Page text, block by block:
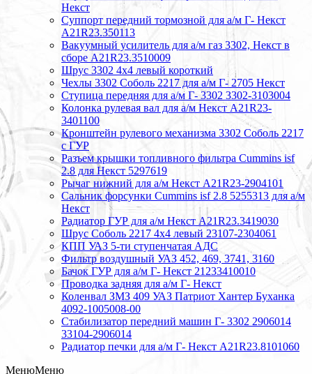
Некст
Суппорт передний тормозной для а/м Г- Некст
А21R23.350113
Вакуумный усилитель для а/м газ 3302, Некст в
сборе A21R23.3510009
Шрус 3302 4х4 левый короткий
Чехлы 3302 Соболь 2217 для а/м Г- 2705 Некст
Ступица передняя для а/м Г- 3302 3302-3103004
Колонка рулевая вал для а/м Некст A21R23-
3401100
Кронштейн рулевого механизма 3302 Соболь 2217
с ГУР
Разъем крышки топливного фильтра Cummins isf
2.8 для Некст 5297619
Рычаг нижний для а/м Некст А21R23-2904101
Сальник форсунки Cummins isf 2.8 5255313 для а/м
Некст
Радиатор ГУР для а/м Некст A21R23.3419030
Шрус Соболь 2217 4х4 левый 23107-2304061
КПП УАЗ 5-ти ступенчатая АДС
Фильтр воздушный УАЗ 452, 469, 3741, 3160
Бачок ГУР для а/м Г- Некст 21233410010
Проводка задняя для а/м Г- Некст
Коленвал ЗМЗ 409 УАЗ Патриот Хантер Буханка
4092-1005008-00
Стабилизатор передний машин Г- 3302 2906014
33104-2906014
Радиатор печки для а/м Г- Некст А21R23.8101060
МенюМеню